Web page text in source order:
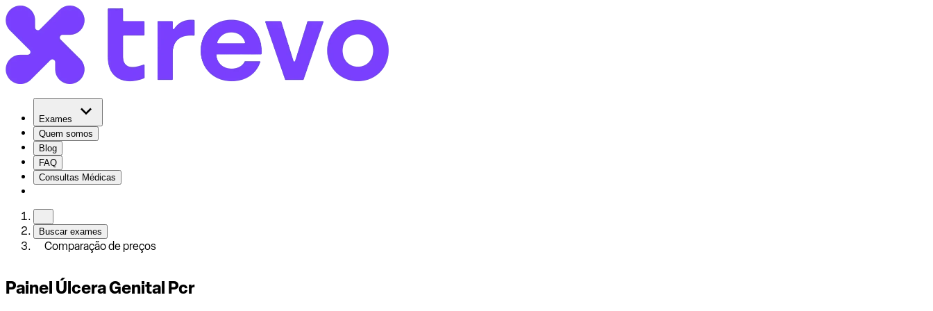
Exames
Quem somos
Blog
FAQ
Consultas Médicas
Buscar exames
Comparação de preços
Painel Úlcera Genital Pcr